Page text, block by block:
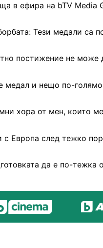
в ефира на bTV Media
Тези медали са
постижение не
медал и нещо по-
хора от мен, които
Европа след тежко
да е по-тежка